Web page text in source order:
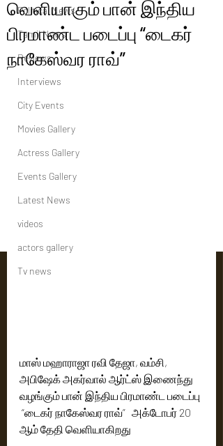
Political News
Tamil News
Reviews
Interviews
City Events
Movies Gallery
Actress Gallery
Events Gallery
Latest News
videos
actors gallery
Tv news
வெளியாகும் பான் இந்திய
பிரமாண்ட படைப்பு “டைகர்
நாகேஸ்வர ராவ்”
மாஸ் மஹாராஜா ரவி தேஜா, வம்சி,
அபிஷேக் அகர்வால் ஆர்ட்ஸ் இணைந்து
வழங்கும் பான் இந்திய பிரமாண்ட படைப்பு
“டைகர் நாகேஸ்வர ராவ்”   அக்டோபர் 20
ஆம் தேதி வெளியாகிறது